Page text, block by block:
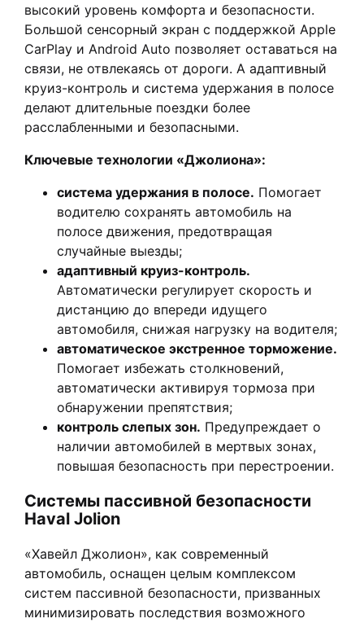
высокий уровень комфорта и безопасности.
Большой сенсорный экран с поддержкой Apple
CarPlay и Android Auto позволяет оставаться на
связи, не отвлекаясь от дороги. А адаптивный
круиз-контроль и система удержания в полосе
делают длительные поездки более
расслабленными и безопасными.
Ключевые технологии «Джолиона»:
система удержания в полосе. Помогает
водителю сохранять автомобиль на
полосе движения, предотвращая
случайные выезды;
адаптивный круиз-контроль.
Автоматически регулирует скорость и
дистанцию до впереди идущего
автомобиля, снижая нагрузку на водителя;
автоматическое экстренное торможение.
Помогает избежать столкновений,
автоматически активируя тормоза при
обнаружении препятствия;
контроль слепых зон. Предупреждает о
наличии автомобилей в мертвых зонах,
повышая безопасность при перестроении.
Системы пассивной безопасности
Haval Jolion
«Хавейл Джолион», как современный
автомобиль, оснащен целым комплексом
систем пассивной безопасности, призванных
минимизировать последствия возможного